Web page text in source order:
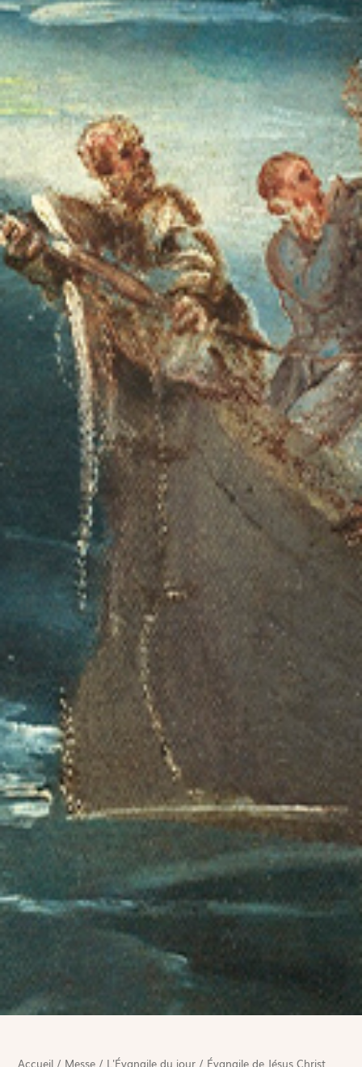
Accueil / Messe / L'Évangile du jour / Évangile de Jésus Christ